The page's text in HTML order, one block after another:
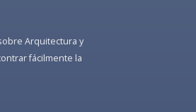
Arquitectura y
fácilmente la